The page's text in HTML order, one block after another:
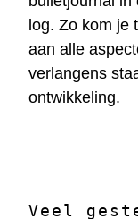
log. Zo kom je
aan alle
verlangens
ontwikkeling.
Veel